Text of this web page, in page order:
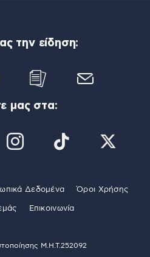
την είδηση:
μας στα:
Δεδομένα Όροι Χρήσης
Επικοινωνία
Μ.Η.Τ.252092